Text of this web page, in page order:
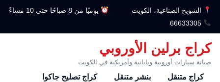
الشويخ الصناعية، الكويت
يوميًا من 8 صباحًا حتى 10 مساءً
66633305
كراج برلين الأوروبي
صيانة سيارات أوروبية ويابانية وأمريكية في الكويت
كراج متنقل بنشر متنقل كراج تصليح جاكوا